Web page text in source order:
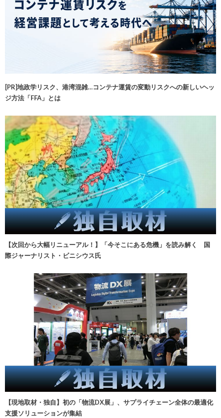
[PR]地政学リスク、港湾混雑…コンテナ運賃の変動リスクへの新しいヘッ
ジ方法「FFA」とは
【次回から大幅リニューアル！】「今そこにある危機」を読み解く 国
際ジャーナリスト・ビニシウス氏
【現地取材・独自】初の「物流DX展」、サプライチェーン全体の最適化
支援ソリューションが集結